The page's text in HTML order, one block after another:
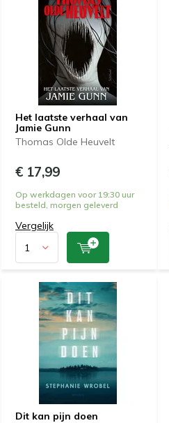
Het laatste verhaal van
Jamie Gunn
Thomas Olde Heuvelt
€ 17,99
Op werkdagen voor 19:30 uur
besteld, morgen geleverd
Vergelijk
Dit kan pijn doen